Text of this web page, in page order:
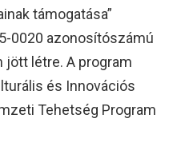
támogatása”
0020 azonosítószámú
jött létre. A program
és Innovációs
Tehetség Program